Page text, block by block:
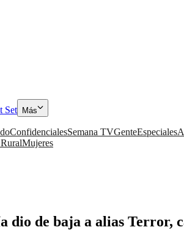
Set Más
ConfidencialesSemana TVGenteEspeciales
Mujeres
dio de baja a alias Terror,